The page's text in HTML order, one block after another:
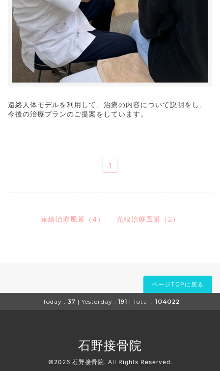
遠絡人体モデルを利用して、治療の内容について説明をし、
今後の治療プランのご提案をしています。
1
遠絡治療風景（4） 光線治療風景（2）
ページTOPに戻る
Today : 37 | Yesterday : 191 | Total : 104022
石野接骨院
©2026 石野接骨院. All Rights Reserved.